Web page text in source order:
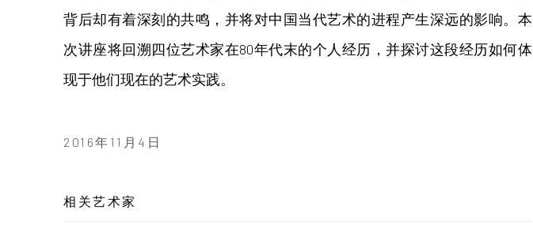
背后却有着深刻的共鸣，并将对中国当代艺术的进程产生深远的影响。本
次讲座将回溯四位艺术家在80年代末的个人经历，并探讨这段经历如何体
现于他们现在的艺术实践。
2016年11月4日
相关艺术家